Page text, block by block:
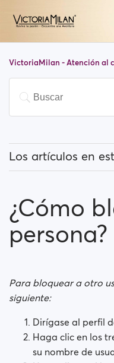
VictoriaMilan - Atención al
Los artículos en
¿Cómo puedo
eso?
¿Cómo bloqueo a una
¿Cómo desbloqueo a
Tengo problemas al
¿Cómo
persona?
Para bloquear a otro
siguiente:
Dirígase al perfil
Haga clic en los
su nombre de